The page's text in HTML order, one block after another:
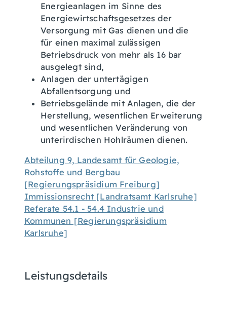
Energieanlagen im Sinne des
Energiewirtschaftsgesetzes der
Versorgung mit Gas dienen und die
für einen maximal zulässigen
Betriebsdruck von mehr als 16 bar
ausgelegt sind,
Anlagen der untertägigen
Abfallentsorgung und
Betriebsgelände mit Anlagen, die der
Herstellung, wesentlichen Erweiterung
und wesentlichen Veränderung von
unterirdischen Hohlräumen dienen.
Abteilung 9, Landesamt für Geologie,
Rohstoffe und Bergbau
[Regierungspräsidium Freiburg]
Immissionsrecht [Landratsamt Karlsruhe]
Referate 54.1 - 54.4 Industrie und
Kommunen [Regierungspräsidium
Karlsruhe]
Leistungsdetails